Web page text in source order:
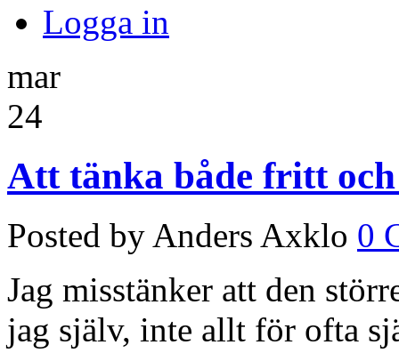
Logga in
mar
24
Att tänka både fritt
Posted by Anders Axklo 0
Jag misstänker att den
jag själv, inte allt för ofta